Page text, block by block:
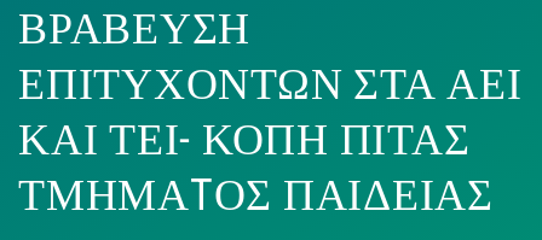
ΒΡΑΒΕΥΣΗ
ΕΠΙΤΥΧΟΝΤΩΝ ΣΤΑ ΑΕΙ
ΚΑΙ ΤΕΙ- ΚΟΠΗ ΠΙΤΑΣ
ΤΜΗΜΑTΟΣ ΠΑΙΔΕΙΑΣ